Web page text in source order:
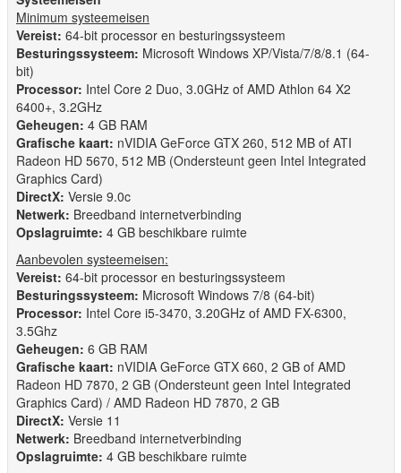
Minimum systeemeisen
Vereist: 64-bit processor en besturingssysteem
Besturingssysteem: Microsoft Windows XP/Vista/7/8/8.1 (64-
bit)
Processor: Intel Core 2 Duo, 3.0GHz of AMD Athlon 64 X2
6400+, 3.2GHz
Geheugen: 4 GB RAM
Grafische kaart: nVIDIA GeForce GTX 260, 512 MB of ATI
Radeon HD 5670, 512 MB (Ondersteunt geen Intel Integrated
Graphics Card)
DirectX: Versie 9.0c
Netwerk: Breedband internetverbinding
Opslagruimte: 4 GB beschikbare ruimte
Aanbevolen systeemeisen:
Vereist: 64-bit processor en besturingssysteem
Besturingssysteem: Microsoft Windows 7/8 (64-bit)
Processor: Intel Core i5-3470, 3.20GHz of AMD FX-6300,
3.5Ghz
Geheugen: 6 GB RAM
Grafische kaart: nVIDIA GeForce GTX 660, 2 GB of AMD
Radeon HD 7870, 2 GB (Ondersteunt geen Intel Integrated
Graphics Card) / AMD Radeon HD 7870, 2 GB
DirectX: Versie 11
Netwerk: Breedband internetverbinding
Opslagruimte: 4 GB beschikbare ruimte